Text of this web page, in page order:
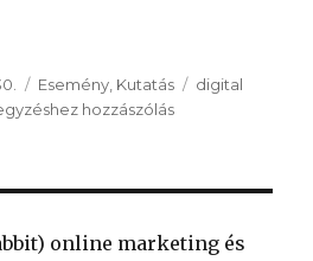
2012”
Kategória
Esemény Kutatás Címke
digital
hozzászólás
online marketing és